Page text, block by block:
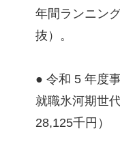
年間ランニン
抜）。
● 令和 5 年度
就職氷河期世
28,125千円）